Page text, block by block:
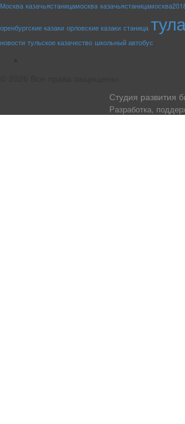
Москва казачьястаницамосква
оренбургские казаки орловские казаки станица
новости тульское казачество школьный автобус
Студия развития
Разработка,